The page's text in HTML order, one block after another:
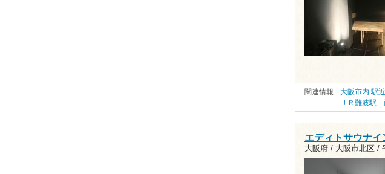
関連情報 大阪市内 駅
ＪＲ難波駅
エディトサウナ
大阪府 / 大阪市北区 /